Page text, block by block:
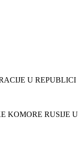
U REPUBLICI
KOMORE RUSIJE